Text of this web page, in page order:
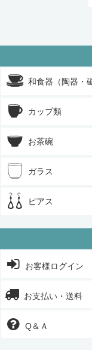
和食器（陶器・
カップ類
お茶碗
ガラス
ピアス
お客様ログイン
お支払い・送料
Q＆Ａ